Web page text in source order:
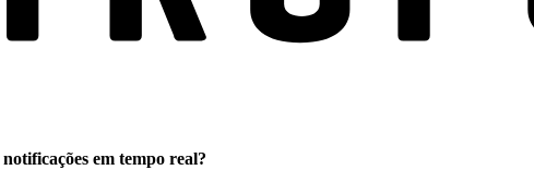
notificações em tempo real?